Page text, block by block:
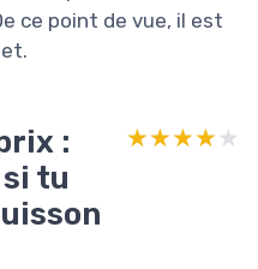
ce point de vue, il est
:
tu
★★★★★
★★★★★